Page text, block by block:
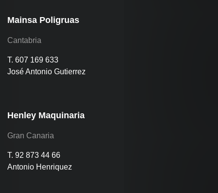
Mainsa Poligruas
Cantabria
T. 607 169 633
José Antonio Gutierrez
Henley Maquinaria
Gran Canaria
T. 92 873 44 66
Antonio Henriquez